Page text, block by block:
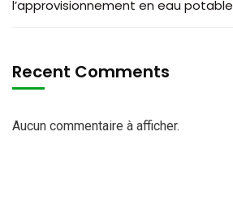
l’approvisionnement en eau potable
Recent Comments
Aucun commentaire à afficher.